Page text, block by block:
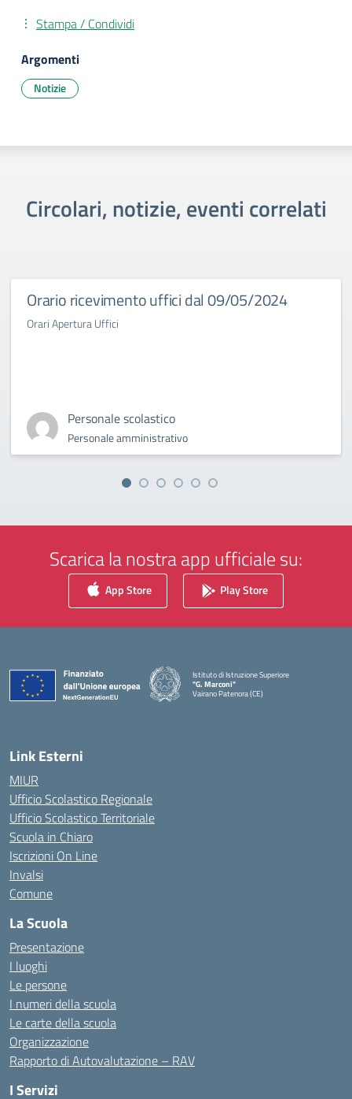
Stampa / Condividi
Argomenti
Notizie
Circolari, notizie, eventi correlati
Orario ricevimento uffici dal 09/05/2024
Orari Apertura Uffici
Personale scolastico
Personale amministrativo
Scarica la nostra app ufficiale su:
App Store Play Store
Istituto di Istruzione Superiore
"G. Marconi"
Vairano Patenora (CE)
Link Esterni
MIUR
Ufficio Scolastico Regionale
Ufficio Scolastico Territoriale
Scuola in Chiaro
Iscrizioni On Line
Invalsi
Comune
La Scuola
Presentazione
I luoghi
Le persone
I numeri della scuola
Le carte della scuola
Organizzazione
Rapporto di Autovalutazione – RAV
I Servizi